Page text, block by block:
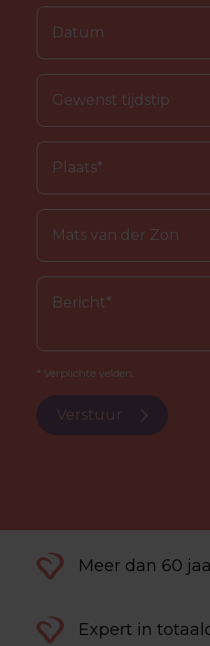
* Verplichte velden.
Verstuur
Meer dan 60
Expert in